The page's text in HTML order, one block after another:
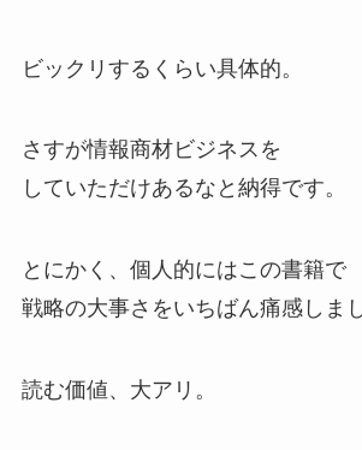
ビックリするくらい具体的。
さすが情報商材ビジネスを
していただけあるなと納得です。
とにかく、個人的にはこの書籍で
戦略の大事さをいちばん痛感しまし
読む価値、大アリ。